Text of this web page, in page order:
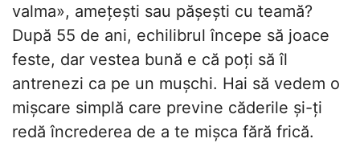
valma», amețești sau pășești cu teamă?
După 55 de ani, echilibrul începe să joace
feste, dar vestea bună e că poți să îl
antrenezi ca pe un mușchi. Hai să vedem o
mișcare simplă care previne căderile și-ți
redă încrederea de a te mișca fără frică.